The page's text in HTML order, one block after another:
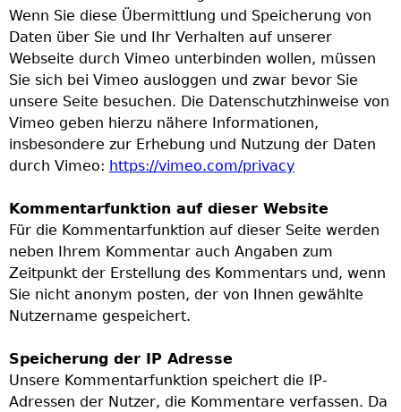
Wenn Sie diese Übermittlung und Speicherung von
Daten über Sie und Ihr Verhalten auf unserer
Webseite durch Vimeo unterbinden wollen, müssen
Sie sich bei Vimeo ausloggen und zwar bevor Sie
unsere Seite besuchen. Die Datenschutzhinweise von
Vimeo geben hierzu nähere Informationen,
insbesondere zur Erhebung und Nutzung der Daten
durch Vimeo: https://vimeo.com/privacy
Kommentarfunktion auf dieser Website
Für die Kommentarfunktion auf dieser Seite werden
neben Ihrem Kommentar auch Angaben zum
Zeitpunkt der Erstellung des Kommentars und, wenn
Sie nicht anonym posten, der von Ihnen gewählte
Nutzername gespeichert.
Speicherung der IP Adresse
Unsere Kommentarfunktion speichert die IP-
Adressen der Nutzer, die Kommentare verfassen. Da